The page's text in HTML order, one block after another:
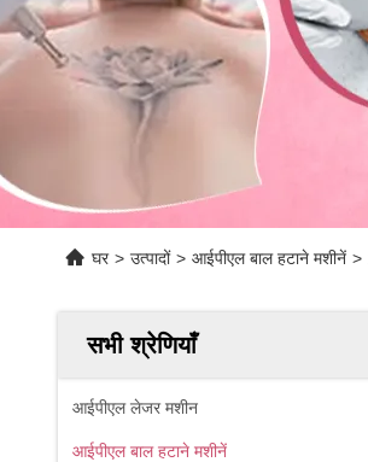
घर > उत्पादों > आईपीएल बाल हटाने मशीनें >
सभी श्रेणियाँ
आईपीएल लेजर मशीन
आईपीएल बाल हटाने मशीनें